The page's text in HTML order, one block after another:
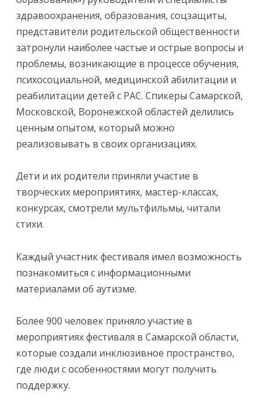
здравоохранения, образования, соцзащиты,
представители родительской общественности
затронули наиболее частые и острые вопросы и
проблемы, возникающие в процессе обучения,
психосоциальной, медицинской абилитации и
реабилитации детей с РАС. Спикеры Самарской,
Московской, Воронежской областей делились
ценным опытом, который можно
реализовывать в своих организациях.
Дети и их родители приняли участие в
творческих мероприятиях, мастер-классах,
конкурсах, смотрели мультфильмы, читали
стихи.
Каждый участник фестиваля имел возможность
познакомиться с информационными
материалами об аутизме.
Более 900 человек приняло участие в
мероприятиях фестиваля в Самарской области,
которые создали инклюзивное пространство,
где люди с особенностями могут получить
поддержку.